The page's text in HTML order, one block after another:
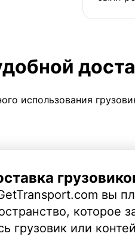
использования
вы
которое
грузовик или